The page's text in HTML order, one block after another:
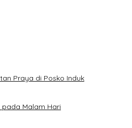
Praya di Posko Induk
pada Malam Hari